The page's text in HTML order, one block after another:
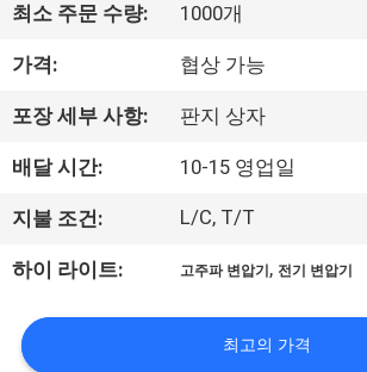
우
리
에
대
하
여
공
최소 주문 수량: 1000개
가격: 협상 가능
포장 세부 사항: 판지 상자
배달 시간: 10-15 영업일
지불 조건: L/C, T/T
하이 라이트: 고주파 변압기 , 전기 변압기
최고의 가격